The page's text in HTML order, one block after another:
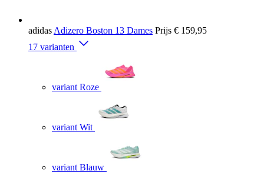
adidas Adizero Boston 13 Dames Prijs € 159,95
17 varianten
variant Roze
variant Wit
variant Blauw